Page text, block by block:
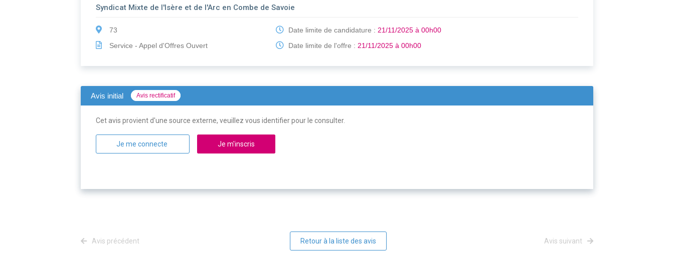
Syndicat Mixte de l'Isère et de l'Arc en Combe de Savoie
73
Service - Appel d'Offres Ouvert
Date limite de candidature :21/11/2025 à 00h00
Date limite de l'offre :21/11/2025 à 00h00
Avis initial Avis rectificatif
Cet avis provient d'une source externe, veuillez vous identifier pour le consulter.
Je me connecte Je m'inscris
Avis précédent Retour à la liste des avis Avis suivant